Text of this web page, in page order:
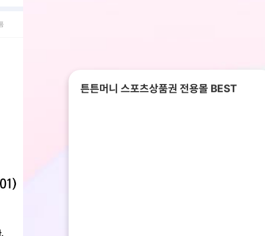
튼튼머니 스포츠상품권 전용몰 BEST